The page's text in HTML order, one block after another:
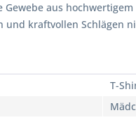
Gewebe aus
und kraftvollen Schlägen
T-